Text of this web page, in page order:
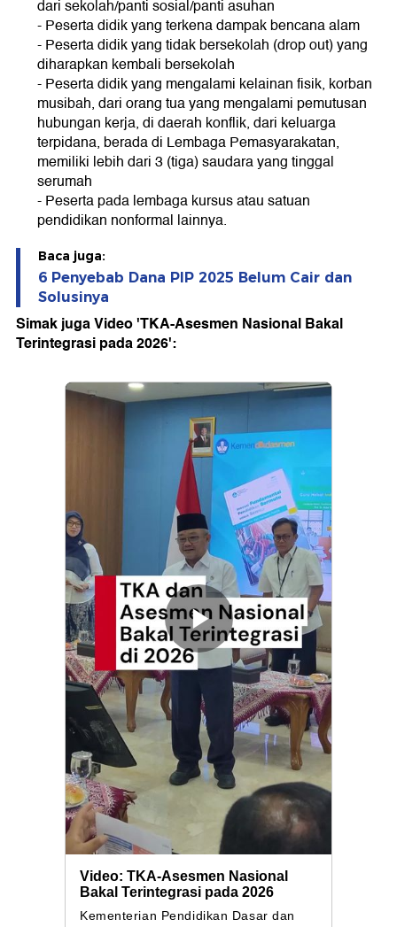
dari sekolah/panti sosial/panti asuhan
- Peserta didik yang terkena dampak bencana alam
- Peserta didik yang tidak bersekolah (drop out) yang
diharapkan kembali bersekolah
- Peserta didik yang mengalami kelainan fisik, korban
musibah, dari orang tua yang mengalami pemutusan
hubungan kerja, di daerah konflik, dari keluarga
terpidana, berada di Lembaga Pemasyarakatan,
memiliki lebih dari 3 (tiga) saudara yang tinggal
serumah
- Peserta pada lembaga kursus atau satuan
pendidikan nonformal lainnya.
Baca juga:
6 Penyebab Dana PIP 2025 Belum Cair dan
Solusinya
Simak juga Video 'TKA-Asesmen Nasional Bakal
Terintegrasi pada 2026':